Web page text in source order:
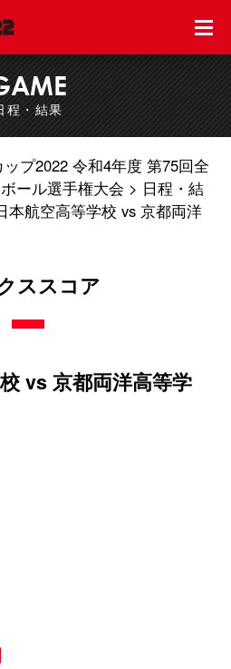
程・結果
プ2022 令和4年度 第75回全
ール選手権大会
日程・結
本航空高等学校 vs 京都両洋
ススコア
vs 京都両洋高等学